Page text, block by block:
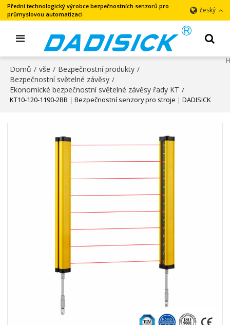
Přední technologický výrobce bezpečnostních senzorů pro
průmyslovou automatizaci
český
Domů / vše / Bezpečnostní produkty /
Bezpečnostní světelné závěsy /
Ekonomické bezpečnostní světelné závěsy řady KT /
KT10-120-1190-2BB｜Bezpečnostní senzory pro stroje｜DADISICK